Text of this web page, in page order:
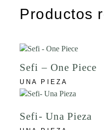
Productos
Sefi – One Piece
UNA PIEZA
Sefi- Una Pieza